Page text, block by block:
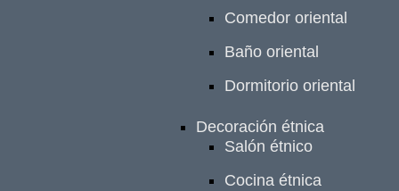
Comedor oriental
Baño oriental
Dormitorio oriental
Decoración étnica
Salón étnico
Cocina étnica